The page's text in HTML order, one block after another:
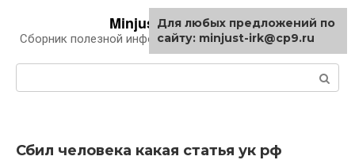
контенту
Minjust-irk.ru
Сборник полезной информации про автомобили
Сбил человека какая статья ук рф
Для любых предложений по
сайту: minjust-irk@cp9.ru